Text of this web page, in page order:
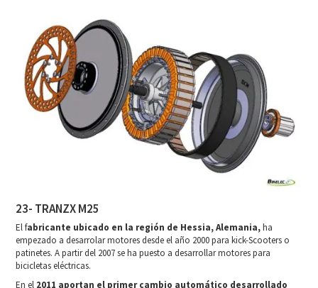
23- TRANZX M25
El fabricante ubicado en la región de Hessia, Alemania,ha
empezado a desarrolar motores desde el año 2000 para kick-Scooters o
patinetes. A partir del 2007 se ha puesto a desarrollar motores para
bicicletas eléctricas.
En el 2011 aportan el primer cambio automático desarrollado